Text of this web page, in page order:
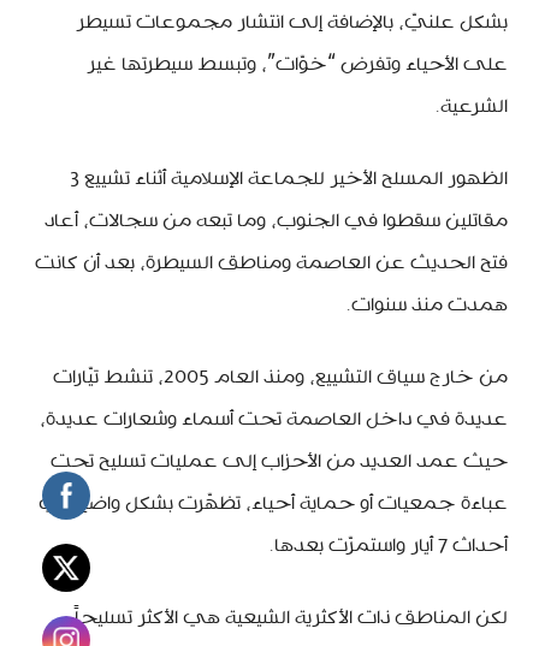
بشكل علنيّ، بالإضافة إلى انتشار مجموعات تسيطر
على الأحياء وتفرض “خوّات”، وتبسط سيطرتها غير
الشرعية.
الظهور المسلح الأخير للجماعة الإسلامية أثناء تشييع 3
مقاتلين سقطوا في الجنوب، وما تبعه من سجالات، أعاد
فتح الحديث عن العاصمة ومناطق السيطرة، بعد أن كانت
همدت منذ سنوات.
من خارج سياق التشييع، ومنذ العام 2005، تنشط تيّارات
عديدة في داخل العاصمة تحت أسماء وشعارات عديدة،
حيث عمد العديد من الأحزاب إلى عمليات تسليح تحت
عباءة جمعيات أو حماية أحياء، تظهّرت بشكل واضح في
أحداث 7 أيار واستمرّت بعدها.
لكن المناطق ذات الأكثرية الشيعية هي الأكثر تسليحاً